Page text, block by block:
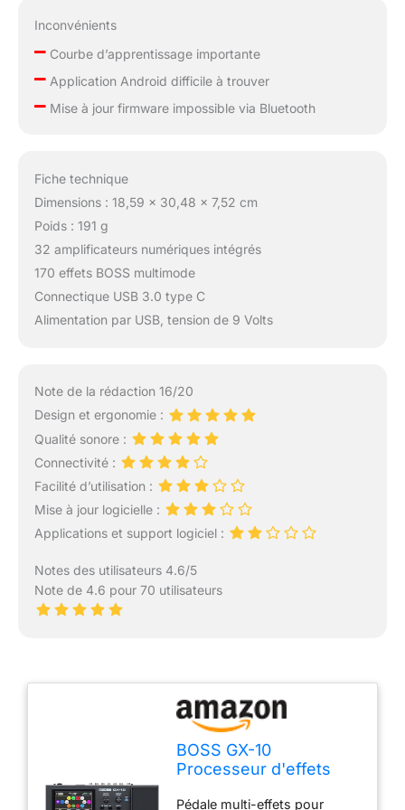
Inconvénients
–Courbe d’apprentissage importante
–Application Android difficile à trouver
–Mise à jour firmware impossible via Bluetooth
Fiche technique
Dimensions : 18,59 x 30,48 x 7,52 cm
Poids : 191 g
32 amplificateurs numériques intégrés
170 effets BOSS multimode
Connectique USB 3.0 type C
Alimentation par USB, tension de 9 Volts
Note de la rédaction 16/20
Design et ergonomie :
Qualité sonore :
Connectivité :
Facilité d’utilisation :
Mise à jour logicielle :
Applications et support logiciel :
Notes des utilisateurs 4.6/5
Note de 4.6 pour 70 utilisateurs
BOSS GX-10
Processeur d'effets
Pédale multi-effets pour